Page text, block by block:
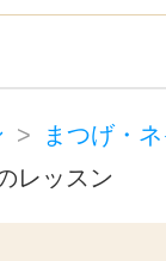
まつげ・
レッスン